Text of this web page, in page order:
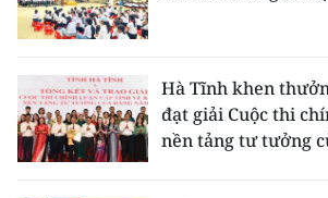
Hà Tĩnh khen
đạt giải Cuộc thi
nền tảng tư tưởng